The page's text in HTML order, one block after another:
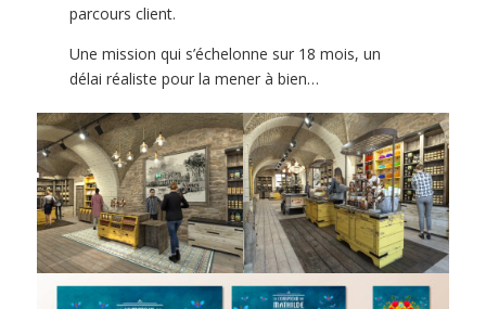
parcours client.
Une mission qui s’échelonne sur 18 mois, un
délai réaliste pour la mener à bien…